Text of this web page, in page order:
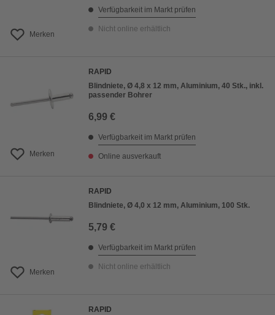
Merken
Verfügbarkeit im Markt prüfen
Nicht online erhältlich
Merken
RAPID
Blindniete, Ø 4,8 x 12 mm, Aluminium, 40 Stk., inkl.
passender Bohrer
6,99 €
Verfügbarkeit im Markt prüfen
Online ausverkauft
Merken
RAPID
Blindniete, Ø 4,0 x 12 mm, Aluminium, 100 Stk.
5,79 €
Verfügbarkeit im Markt prüfen
Nicht online erhältlich
RAPID